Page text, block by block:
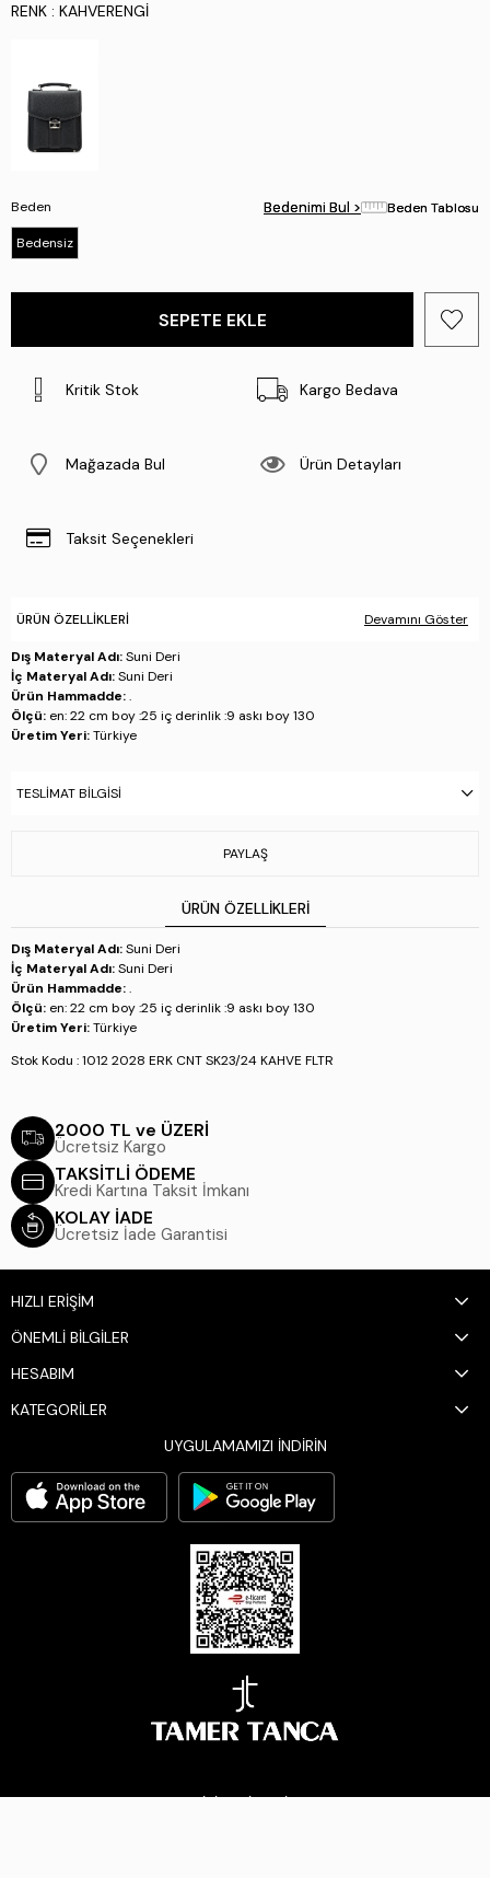
RENK : KAHVERENGI
Beden
Bedensiz
Bedenimi Bul > Beden Tablosu
Bedenimi Bul > Beden Tablosu
Kritik Stok Kargo Bedava
Mağazada Bul Ürün Detayları
Taksit Seçenekleri
ÜRÜN ÖZELLIKLERI Devamını Göster
Dış Materyal Adı:Suni Deri
İç Materyal Adı:Suni Deri
Ürün Hammadde:.
Ölçü: en: 22 cm boy :25 iç derinlik :9 askı boy 130
Üretim Yeri:Türkiye
TESLIMAT BILGISI
PAYLAŞ
ÜRÜN ÖZELLIKLERI
Dış Materyal Adı:Suni Deri
İç Materyal Adı:Suni Deri
Ürün Hammadde:.
Ölçü: en: 22 cm boy :25 iç derinlik :9 askı boy 130
Üretim Yeri:Türkiye
Stok Kodu : 1012 2028 ERK CNT SK23/24 KAHVE FLTR
2000 TL ve ÜZERİ
Ücretsiz Kargo
TAKSİTLİ ÖDEME
Kredi Kartına Taksit İmkanı
KOLAY İADE
Ücretsiz İade Garantisi
HIZLI ERİŞİM
ÖNEMLİ BİLGİLER
HESABIM
KATEGORİLER
UYGULAMAMIZI İNDİRİN
BİZİ TAKİP EDİN